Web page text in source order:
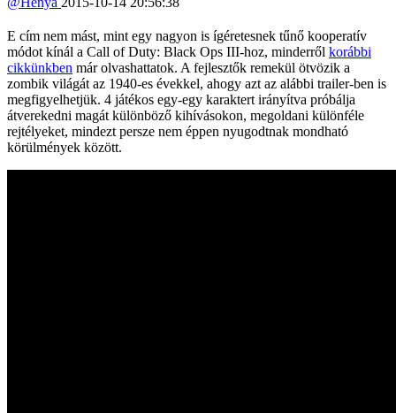
E cím nem mást, mint egy nagyon is ígéretesnek tűnő kooperatív
módot kínál a Call of Duty: Black Ops III-hoz, minderről korábbi
cikkünkben már olvashattatok. A fejlesztők remekül ötvözik a
zombik világát az 1940-es évekkel, ahogy azt az alábbi trailer-ben is
megfigyelhetjük. 4 játékos egy-egy karaktert irányítva próbálja
átverekedni magát különböző kihívásokon, megoldani különféle
rejtélyeket, mindezt persze nem éppen nyugodtnak mondható
körülmények között.